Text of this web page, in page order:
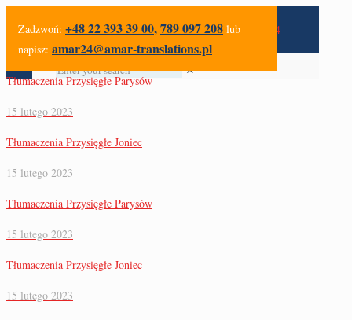
✕
Zadzwoń: +48 22 393 39 00,789 097 208 lub
napisz: amar24@amar-translations.pl
Tłumaczenia Przysięgłe Parysów
15 lutego 2023
Tłumaczenia Przysięgłe Joniec
15 lutego 2023
Tłumaczenia Przysięgłe Parysów
15 lutego 2023
Tłumaczenia Przysięgłe Joniec
15 lutego 2023